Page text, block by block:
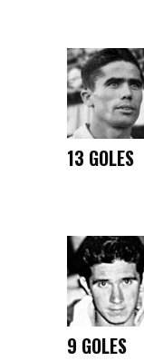
13 GOLES
9 GOLES